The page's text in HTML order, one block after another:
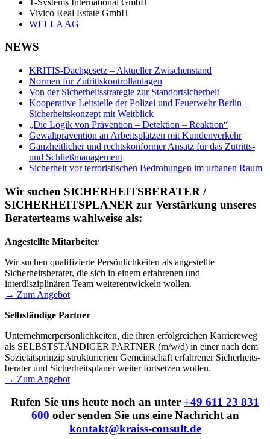
Vivico Real Estate GmbH
WELLA AG
NEWS
KRITIS-Dachgesetz – Aktueller Zwischenstand
Normen für Zutrittskontrollanlagen
Von der Sicherheitsstrategie zur Standortsicherheit
Kooperative Leitstelle der Polizei und Feuerwehr Berlin –
Sicherheitskonzept mit Weitblick
„Die Logik von Prävention – Detektion – Reaktion“
Gewaltprävention an Arbeitsplätzen mit Kundenverkehr
Ganzheitlicher und rechtskonformer Ansatz für das Zutritts-
und Schließmanagement
Sicherheit vor terroristischen Bedrohungen im urbanen Raum
Wir suchen SICHERHEITSBERATER /
SICHERHEITSPLANER zur Verstärkung unseres
Beraterteams wahlweise als:
Angestellte Mitarbeiter
Wir suchen qualifizierte Persönlichkeiten als angestellte
Sicherheitsberater, die sich in einem erfahrenen und
interdisziplinären Team weiterentwickeln wollen.
→ Zum Angebot
Selbständige Partner
Unternehmer­persönlich­keiten, die ihren erfolgreichen Karriereweg
als SELBSTSTÄNDIGER PARTNER (m/w/d) in einer nach dem
Sozietätsprinzip strukturierten Gemeinschaft erfahrener Sicherheits­
berater und Sicherheitsplaner weiter fortsetzen wollen.
→ Zum Angebot
Rufen Sie uns heute noch an unter +49 611 23 831
600 oder senden Sie uns eine Nachricht an
kontakt@kraiss-consult.de